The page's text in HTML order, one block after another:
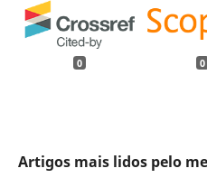
0 0
Artigos mais lidos pelo